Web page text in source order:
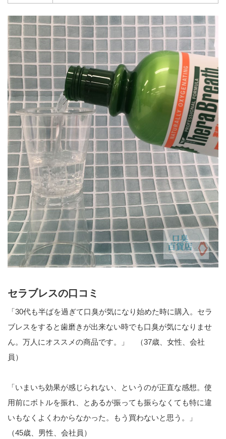
セラブレスの口コミ
「30代も半ばを過ぎて口臭が気になり始めた時に購入。セラ
ブレスをすると歯磨きが出来ない時でも口臭が気になりませ
ん。万人にオススメの商品です。」 （37歳、女性、会社
員）
「いまいち効果が感じられない、というのが正直な感想。使
用前にボトルを振れ、とあるが振っても振らなくても特に違
いもなくよくわからなかった。もう買わないと思う。」
（45歳、男性、会社員）